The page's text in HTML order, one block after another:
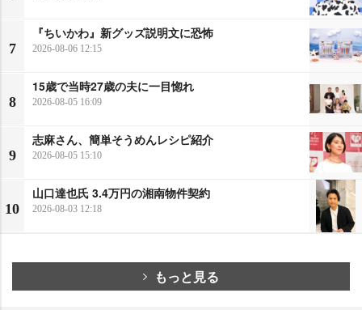
7
『ちいかわ』新グッズ説明文に恐怖
2026-08-06 12:15
8
15歳で当時27歳の夫に一目惚れ
2026-08-05 16:09
9
志麻さん、簡単そうめんレシピ紹介
2026-08-05 15:10
10
山口達也氏 3.4万円の湘南物件契約
2026-08-03 12:18
もっと見る